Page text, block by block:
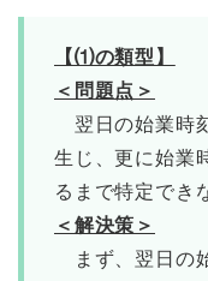
【⑴の類型】
＜問題点＞
翌日の始業時
生じ、更に始業
るまで特定でき
＜解決策＞
まず、翌日の